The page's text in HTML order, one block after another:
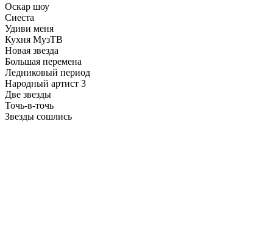
Оскар шоу
Сиеста
Удиви меня
Кухня МузТВ
Новая звезда
Большая перемена
Ледниковый период
Народный артист 3
Две звезды
Точь-в-точь
Звезды сошлись